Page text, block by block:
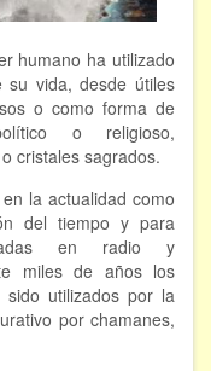
humano ha utilizado
su vida, desde útiles
o como forma de
o religioso,
cristales sagrados.
la actualidad como
del tiempo y para
en radio y
miles de años los
utilizados por la
por chamanes,